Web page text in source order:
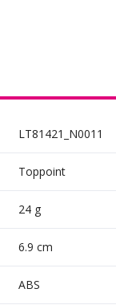
LT81421_N0011
Toppoint
24 g
6.9 cm
ABS